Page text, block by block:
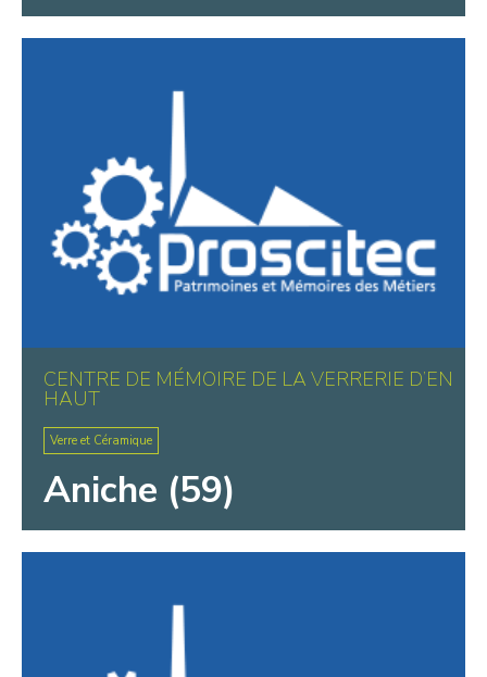
CENTRE DE MÉMOIRE DE LA VERRERIE D’EN
HAUT
Verre et Céramique
Aniche (59)